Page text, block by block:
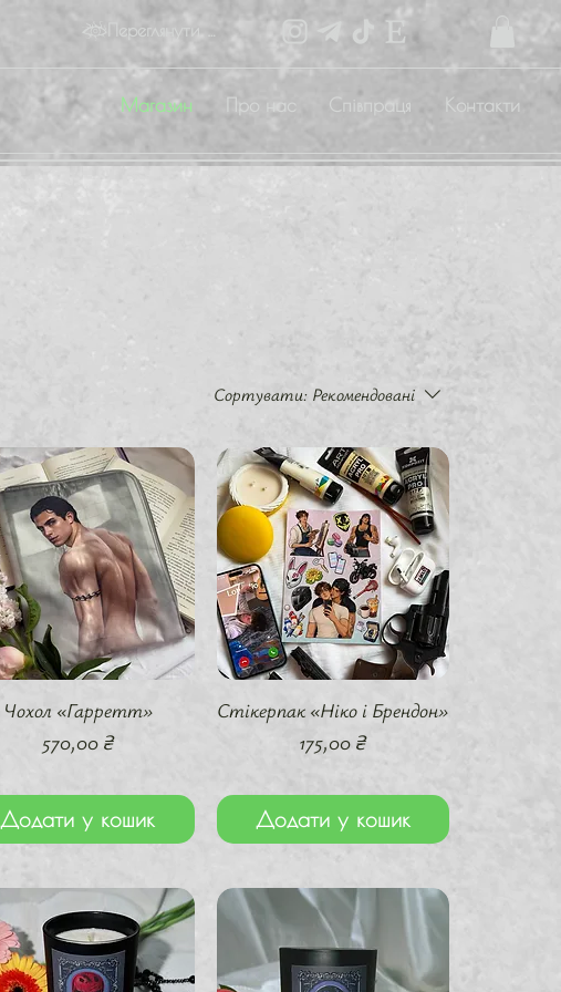
Магазин Про нас Співпраця Контакти
Сортувати: Рекомендовані
Швидкий перегляд
Чохол «Гарретт»
Ціна
570,00 ₴
Додати у кошик
Швидкий перегляд
Стікерпак «Ніко і Брендон»
Ціна
175,00 ₴
Додати у кошик